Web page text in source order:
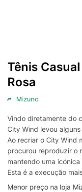
Tênis
Rosa
Mizuno
Vindo diretamente do
City Wind levou
Ao recriar o City Wind
procurou reproduzir o
mantendo uma
Esta é a execução
Menor preço na loja